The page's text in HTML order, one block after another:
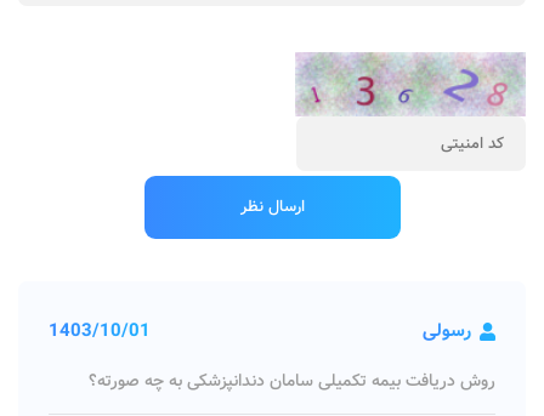
رسولی 1403/10/01
روش دریافت بیمه تکمیلی سامان دندانپزشکی به چه صورته؟